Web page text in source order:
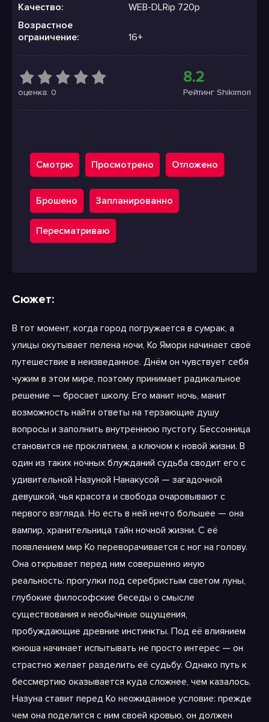
Качество:
WEB-DLRip 720p
Возрастное
ограничение:
16+
оценка: 0
8.2
Рейтинг Shikimori
Смотрю Просмотрено Отложено
Брошено Запланированно
Пересматриваю
Сюжет:
В тот момент, когда город погружается в сумрак, а
улицы окутывает пелена ночи, Ко Ямори начинает своё
путешествие в неизведанное. Днём он чувствует себя
чужим в этом мире, поэтому принимает радикальное
решение — бросает школу. Его манит ночь, манит
возможность найти ответы на терзающие душу
вопросы и заполнить внутреннюю пустоту. Бессонница
становится не проклятием, а ключом к новой жизни. В
один из таких ночных блужданий судьба сводит его с
удивительной Назуной Нанакусой — загадочной
девушкой, чья красота и свобода очаровывают с
первого взгляда. Но есть в ней нечто большее — она
вампир, хранительница тайн ночной жизни. С её
появлением мир Ко переворачивается с ног на голову.
Она открывает перед ним совершенно иную
реальность: прогулки под серебристым светом луны,
глубокие философские беседы о смысле
существования и необычные ощущения,
пробуждающие древние инстинкты. Под её влиянием
юноша начинает испытывать не просто интерес — он
страстно желает разделить её судьбу. Однако путь к
бессмертию оказывается куда сложнее, чем казалось.
Назуна ставит перед Ко неожиданное условие: прежде
чем она поделится с ним своей кровью, он должен